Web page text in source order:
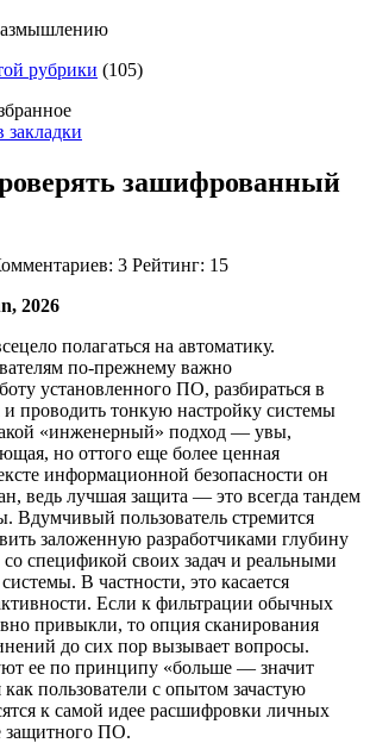
рубрики (105)
зашифрованный
3 Рейтинг: 15
2026
полагаться на автоматику.
по-прежнему важно
установленного ПО, разбираться в
проводить тонкую настройку системы
«инженерный» подход — увы,
но оттого еще более ценная
информационной безопасности он
ведь лучшая защита — это всегда тандем
Вдумчивый пользователь стремится
заложенную разработчиками глубину
спецификой своих задач и реальными
В частности, это касается
Если к фильтрации обычных
привыкли, то опция сканирования
до сих пор вызывает вопросы.
ее по принципу «больше — значит
пользователи с опытом зачастую
к самой идее расшифровки личных
защитного ПО.